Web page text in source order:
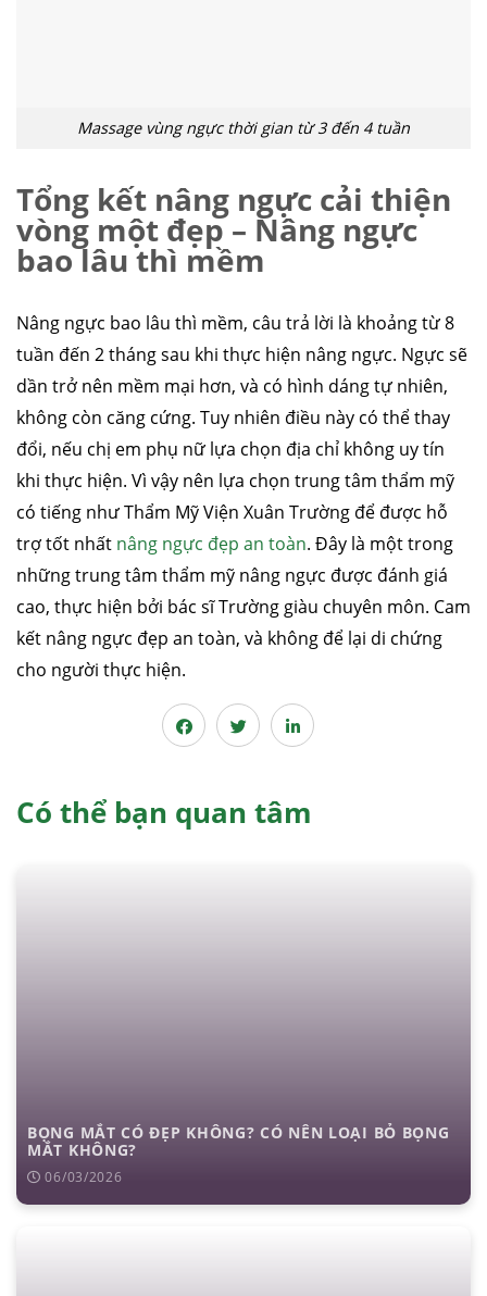
Massage vùng ngực thời gian từ 3 đến 4 tuần
Tổng kết nâng ngực cải thiện
vòng một đẹp – Nâng ngực
bao lâu thì mềm
Nâng ngực bao lâu thì mềm, câu trả lời là khoảng từ 8
tuần đến 2 tháng sau khi thực hiện nâng ngực. Ngực sẽ
dần trở nên mềm mại hơn, và có hình dáng tự nhiên,
không còn căng cứng. Tuy nhiên điều này có thể thay
đổi, nếu chị em phụ nữ lựa chọn địa chỉ không uy tín
khi thực hiện. Vì vậy nên lựa chọn trung tâm thẩm mỹ
có tiếng như Thẩm Mỹ Viện Xuân Trường để được hỗ
trợ tốt nhất nâng ngực đẹp an toàn. Đây là một trong
những trung tâm thẩm mỹ nâng ngực được đánh giá
cao, thực hiện bởi bác sĩ Trường giàu chuyên môn. Cam
kết nâng ngực đẹp an toàn, và không để lại di chứng
cho người thực hiện.
Có thể bạn quan tâm
BỌNG MẮT CÓ ĐẸP KHÔNG? CÓ NÊN LOẠI BỎ BỌNG
MẮT KHÔNG?
06/03/2026